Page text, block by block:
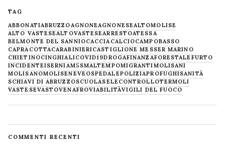
TAG
ABBONATIABRUZZOAGNONEAGNONESEALTOMOLISE
ALTO VASTESEALTOVASTESEARRESTOATESSA
BELMONTE DEL SANNIOCACCIACALCIOCAMPOBASSO
CAPRACOTTACARABINIERICASTIGLIONE MESSER MARINO
CHIETINOCINGHIALICOVID19DROGAFINANZAFORESTALE FURTO
INCIDENTEISERNIAM5SMALTEMPOMIGRANTIMOLISANI
MOLISANOMOLISENEVE OSPEDALEPOLIZIAPROFUGHISANITÀ
SCHIAVI DI ABRUZZOSCUOLASELECONTROLLOTERMOLI
VASTESEVASTOVENAFROVIABILITÀVIGILI DEL FUOCO
COMMENTI RECENTI